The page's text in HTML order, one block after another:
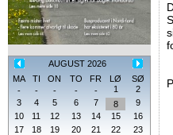
AUGUST 2026
MA
TI ON TO FR LØ
SØ
-
- - - - 1
2
3
4 5 6 7 8
9
10
11 12 13 14 15
16
17
18 19 20 21 22
23